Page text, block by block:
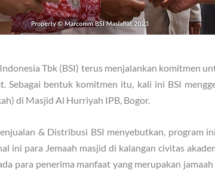
Tbk (BSI) terus menjalankan komitmen
Sebagai bentuk komitmen itu, kali ini BSI
di Masjid Al Hurriyah IPB, Bogor.
& Distribusi BSI menyebutkan, program
ini para Jemaah masjid di kalangan civitas
para penerima manfaat yang merupakan